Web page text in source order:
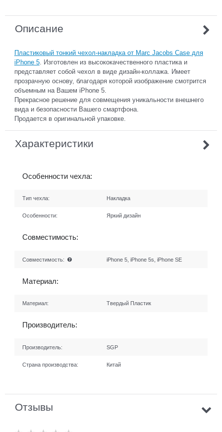
Описание
Пластиковый тонкий чехол-накладка от Marc Jacobs Case для
iPhone 5. Изготовлен из высококачественного пластика и
представляет собой чехол в виде дизайн-коллажа. Имеет
прозрачную основу, благодаря которой изображение смотрится
объемным на Вашем iPhone 5.
Прекрасное решение для совмещения уникальности внешнего
вида и безопасности Вашего смартфона.
Продается в оригинальной упаковке.
Характеристики
Особенности чехла:
Тип чехла: Накладка
Особенности: Яркий дизайн
Совместимость:
Совместимость: iPhone 5, iPhone 5s, iPhone SE
Материал:
Материал: Твердый Пластик
Производитель:
Производитель: SGP
Страна производства: Китай
Отзывы